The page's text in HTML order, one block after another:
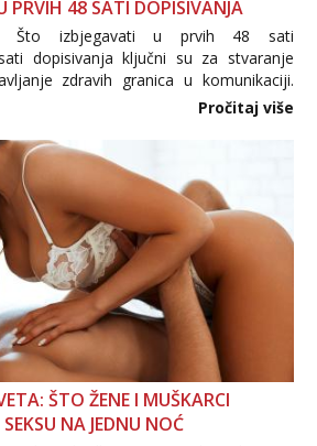
PRVIH 48 SATI DOPISIVANJA
Što izbjegavati u prvih 48 sati
dopisivanja ključni su za stvaranje
zdravih granica u komunikaciji.
otkrivanje osobnih ili intimnih
osoba još nije zaslužila to
Pročitaj više
ŠTO ŽENE I MUŠKARCI
NA JEDNU NOĆ